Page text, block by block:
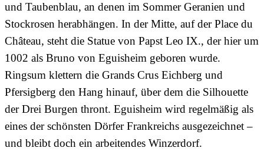
und Taubenblau, an denen im Sommer Geranien und
Stockrosen herabhängen. In der Mitte, auf der Place du
Château, steht die Statue von Papst Leo IX., der hier um
1002 als Bruno von Eguisheim geboren wurde.
Ringsum klettern die Grands Crus Eichberg und
Pfersigberg den Hang hinauf, über dem die Silhouette
der Drei Burgen thront. Eguisheim wird regelmäßig als
eines der schönsten Dörfer Frankreichs ausgezeichnet –
und bleibt doch ein arbeitendes Winzerdorf.